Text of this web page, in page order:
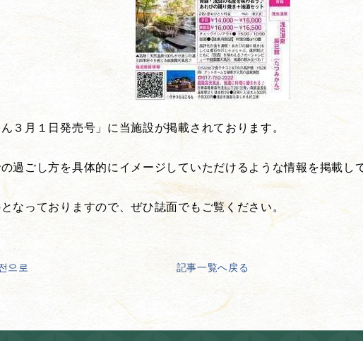
３月１日発売号」に当施設が掲載されております。
過ごし方を具体的にイメージしていただけるような情報を掲載し
なっておりますので、ぜひ誌面でもご覧ください。
으로 記事一覧へ戻る